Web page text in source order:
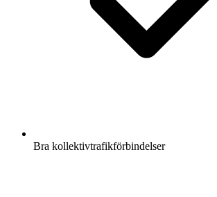
Bra kollektivtrafikförbindelser